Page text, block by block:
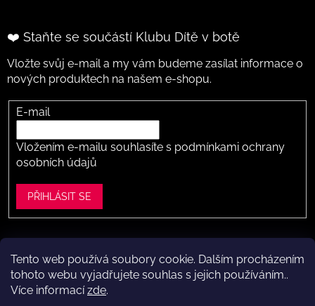
Tento web používá soubory cookie. Dalším procházením
tohoto webu vyjadřujete souhlas s jejich používáním..
Více informacízde.
❤️ Staňte se součástí Klubu Dítě v botě
Vložte svůj e-mail a my vám budeme zasílat informace o
nových produktech na našem e-shopu.
E-mail
Vložením e-mailu souhlasíte s podmínkami ochrany
osobních údajů
PŘIHLÁSIT SE
Vytvořil Shoptet